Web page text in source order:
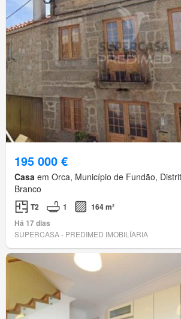
195 000 €
Casa em Orca, Município de Fundão,
Branco
T2 1
164 m²
Há 17 dias
SUPERCASA - PREDIMED IMOBILÍARIA